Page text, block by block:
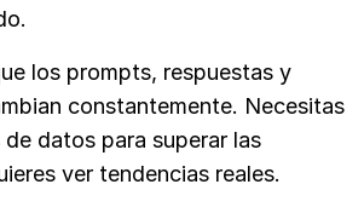
los prompts, respuestas y
constantemente. Necesitas
datos para superar las
ver tendencias reales.